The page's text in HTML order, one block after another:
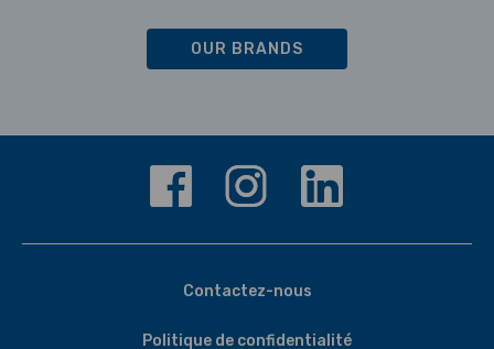
OUR BRANDS
Contactez-nous
Politique de confidentialité